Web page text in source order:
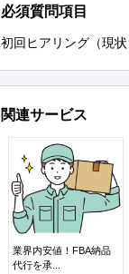
必須質問項目
初回ヒアリング（現状
関連サービス
業界内安値！FBA納品
代行を承...